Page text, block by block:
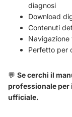
diagnosi
Download
Contenuti
Navigazione
Perfetto per
💬 Se cerchi il
professionale per
ufficiale.